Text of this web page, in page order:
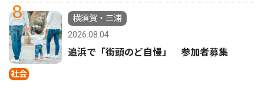
8
社会
横須賀・三浦
2026.08.04
追浜で「街頭のど自慢」 参加者募集